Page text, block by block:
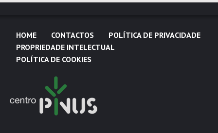
HOME CONTACTOS
POLÍTICA DE PRIVACIDADE
PROPRIEDADE INTELECTUAL
POLÍTICA DE COOKIES